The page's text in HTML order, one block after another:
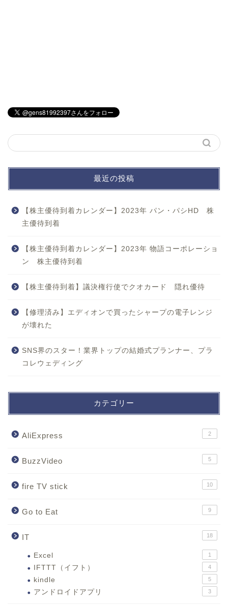
最近の投稿
【株主優待到着カレンダー】2023年 パン・パシHD 株
主優待到着
【株主優待到着カレンダー】2023年 物語コーポレーショ
ン 株主優待到着
【株主優待到着】議決権行使でクオカード 隠れ優待
【修理済み】エディオンで買ったシャープの電子レンジ
が壊れた
SNS界のスター！業界トップの結婚式プランナー、プラ
コレウェディング
カテゴリー
AliExpress 2
BuzzVideo 5
fire TV stick 10
Go to Eat 9
IT 18
Excel 1
IFTTT（イフト） 4
kindle 5
アンドロイドアプリ 3